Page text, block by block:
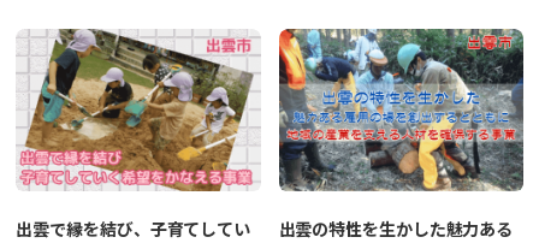
出雲で縁を結び、子育てしてい
出雲の特性を生かした魅力ある